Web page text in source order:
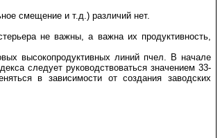
смещение и т.д.) различий нет.
не важны, а важна их продуктивность,
высокопродуктивных линий пчел. В начале
следует руководствоваться значением 33-
в зависимости от создания заводских